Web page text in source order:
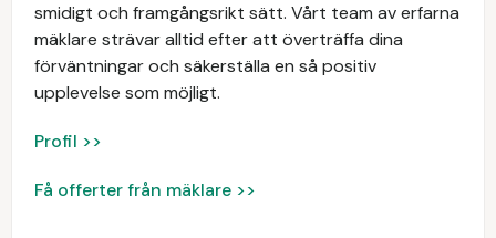
smidigt och framgångsrikt sätt. Vårt team av erfarna
mäklare strävar alltid efter att överträffa dina
förväntningar och säkerställa en så positiv
upplevelse som möjligt.
Profil >>
Få offerter från mäklare >>